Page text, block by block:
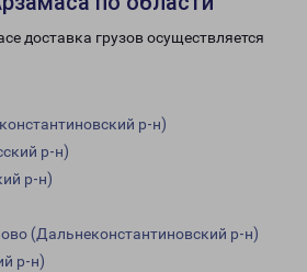
доставка грузов осуществляется
р-н)
р-н)
р-н)
(Дальнеконстантиновский р-н)
р-н)